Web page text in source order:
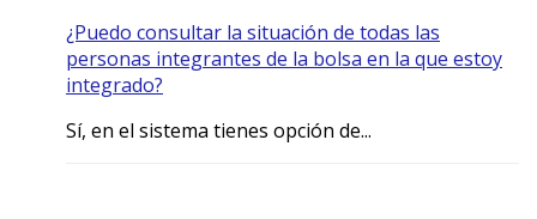
¿Puedo consultar la situación de todas las
personas integrantes de la bolsa en la que estoy
integrado?
Sí, en el sistema tienes opción de...